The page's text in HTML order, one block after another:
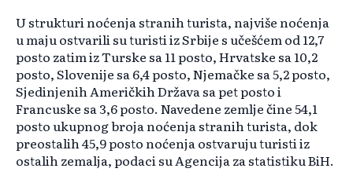
U strukturi noćenja stranih turista, najviše noćenja
u maju ostvarili su turisti iz Srbije s učešćem od 12,7
posto zatim iz Turske sa 11 posto, Hrvatske sa 10,2
posto, Slovenije sa 6,4 posto, Njemačke sa 5,2 posto,
Sjedinjenih Američkih Država sa pet posto i
Francuske sa 3,6 posto. Navedene zemlje čine 54,1
posto ukupnog broja noćenja stranih turista, dok
preostalih 45,9 posto noćenja ostvaruju turisti iz
ostalih zemalja, podaci su Agencija za statistiku BiH.